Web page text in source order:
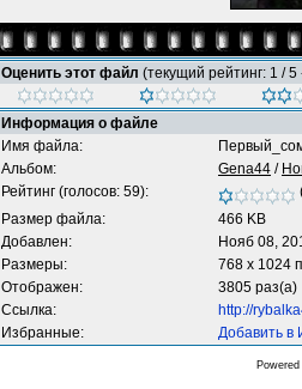
Оценить этот файл (текущий рейтинг: 1 / 5
Информация о файле
Имя файла:
Альбом:
Gena44 /
Рейтинг (голосов: 59):
Размер файла:
466 KB
Добавлен:
Нояб 08,
Размеры:
768 x 1024
Отображен:
3805 раз(а)
Ссылка:
http://
Избранные:
Добавить в